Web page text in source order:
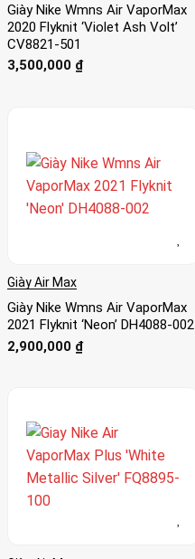
Giày Nike Wmns Air VaporMax
2020 Flyknit ‘Violet Ash Volt’
CV8821-501
3,500,000 ₫
Giày Air Max
Giày Nike Wmns Air VaporMax
2021 Flyknit ‘Neon’ DH4088-002
2,900,000 ₫